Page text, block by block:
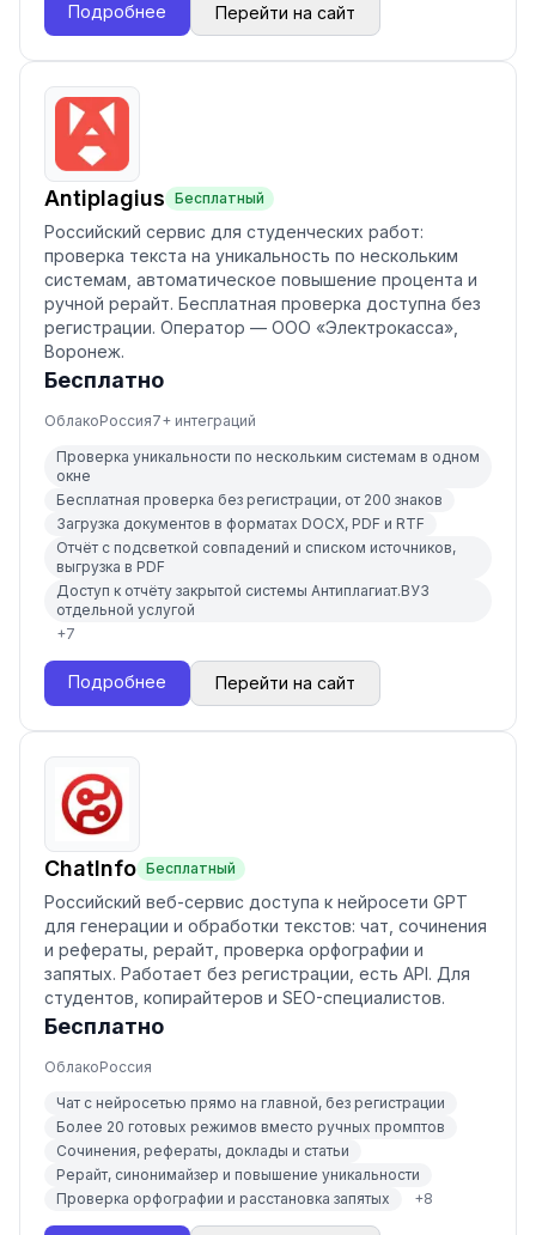
Подробнее Перейти на сайт
Antiplagius Бесплатный
Российский сервис для студенческих работ:
проверка текста на уникальность по нескольким
системам, автоматическое повышение процента и
ручной рерайт. Бесплатная проверка доступна без
регистрации. Оператор — ООО «Электрокасса»,
Воронеж.
Бесплатно
ОблакоРоссия7+ интеграций
Проверка уникальности по нескольким системам в одном
окне
Бесплатная проверка без регистрации, от 200 знаков
Загрузка документов в форматах DOCX, PDF и RTF
Отчёт с подсветкой совпадений и списком источников,
выгрузка в PDF
Доступ к отчёту закрытой системы Антиплагиат.ВУЗ
отдельной услугой
+7
Подробнее Перейти на сайт
ChatInfo Бесплатный
Российский веб-сервис доступа к нейросети GPT
для генерации и обработки текстов: чат, сочинения
и рефераты, рерайт, проверка орфографии и
запятых. Работает без регистрации, есть API. Для
студентов, копирайтеров и SEO-специалистов.
Бесплатно
ОблакоРоссия
Чат с нейросетью прямо на главной, без регистрации
Более 20 готовых режимов вместо ручных промптов
Сочинения, рефераты, доклады и статьи
Рерайт, синонимайзер и повышение уникальности
Проверка орфографии и расстановка запятых
+8